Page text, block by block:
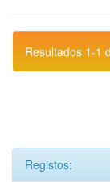
Resultados 1-1
Registos: